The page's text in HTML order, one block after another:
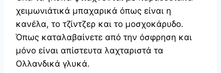
χειμωνιάτικά μπαχαρικά όπως είναι η
κανέλα, το τζίντζερ και το μοσχοκάρυδο.
Όπως καταλαβαίνετε από την όσφρηση και
μόνο είναι απίστευτα λαχταριστά τα
Ολλανδικά γλυκά.